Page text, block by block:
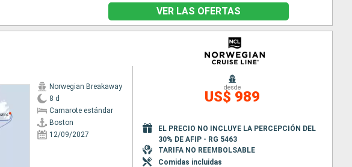
VER LAS OFERTAS
Norwegian Breakaway
8 d
Camarote estándar
Boston
12/09/2027
desde
US$ 989
EL PRECIO NO INCLUYE LA PERCEPCIÓN DEL
30% DE AFIP - RG 5463
TARIFA NO REEMBOLSABLE
Comidas incluidas